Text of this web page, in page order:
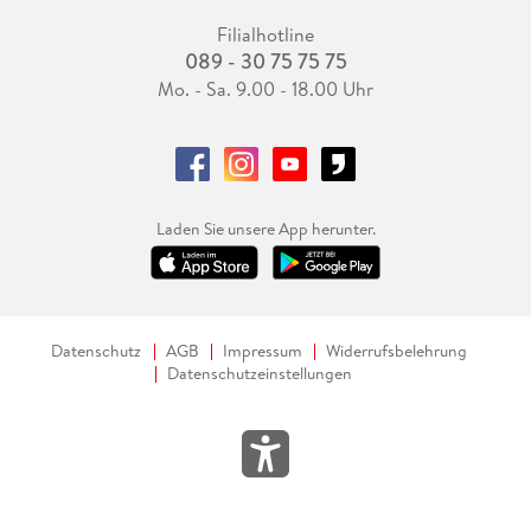
Filialhotline
089 - 30 75 75 75
Mo. - Sa. 9.00 - 18.00 Uhr
Laden Sie unsere App herunter.
Datenschutz AGB Impressum
Widerrufsbelehrung
Datenschutzeinstellungen